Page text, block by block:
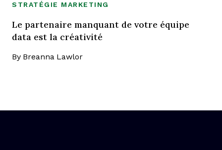
STRATÉGIE MARKETING
Le partenaire manquant de votre équipe
data est la créativité
By Breanna Lawlor